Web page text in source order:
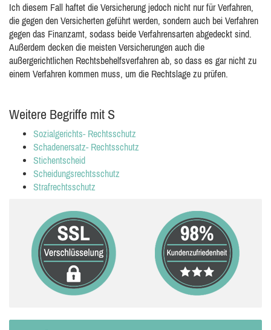
Ich diesem Fall haftet die Versicherung jedoch nicht nur für Verfahren,
die gegen den Versicherten geführt werden, sondern auch bei Verfahren
gegen das Finanzamt, sodass beide Verfahrensarten abgedeckt sind.
Außerdem decken die meisten Versicherungen auch die
außergerichtlichen Rechtsbehelfsverfahren ab, so dass es gar nicht zu
einem Verfahren kommen muss, um die Rechtslage zu prüfen.
Weitere Begriffe mit S
Sozialgerichts- Rechtsschutz
Schadenersatz- Rechtsschutz
Stichentscheid
Scheidungsrechtsschutz
Strafrechtsschutz